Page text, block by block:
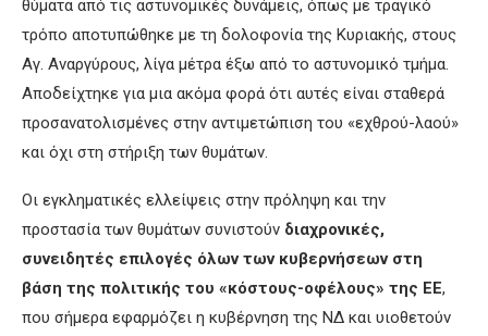
θύματα από τις αστυνομικές δυνάμεις, όπως με τραγικό
τρόπο αποτυπώθηκε με τη δολοφονία της Κυριακής, στους
Αγ. Αναργύρους, λίγα μέτρα έξω από το αστυνομικό τμήμα.
Αποδείχτηκε για μια ακόμα φορά ότι αυτές είναι σταθερά
προσανατολισμένες στην αντιμετώπιση του «εχθρού-λαού»
και όχι στη στήριξη των θυμάτων.
Οι εγκληματικές ελλείψεις στην πρόληψη και την
προστασία των θυμάτων συνιστούν διαχρονικές,
συνειδητές επιλογές όλων των κυβερνήσεων στη
βάση της πολιτικής του «κόστους-οφέλους» της ΕΕ,
που σήμερα εφαρμόζει η κυβέρνηση της ΝΔ και υιοθετούν